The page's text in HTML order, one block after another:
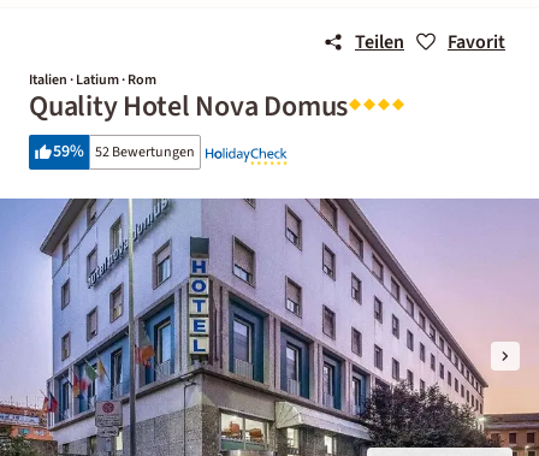
Teilen Favorit
Italien · Latium · Rom
Quality Hotel Nova Domus
59% 52 Bewertungen